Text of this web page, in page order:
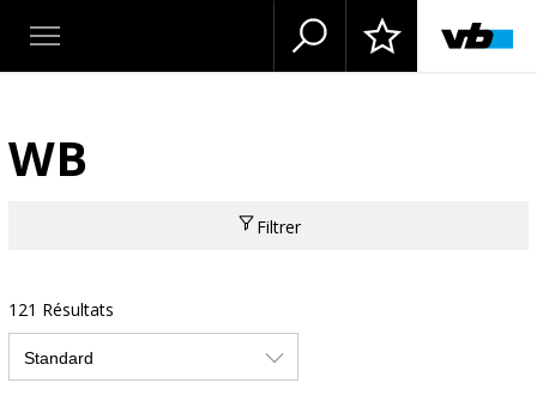
WB
Filtrer
121 Résultats